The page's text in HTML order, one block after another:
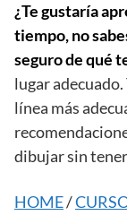
¿Te gustaría
tiempo, no
seguro de qué
lugar
línea más
dibujar sin
HOME/